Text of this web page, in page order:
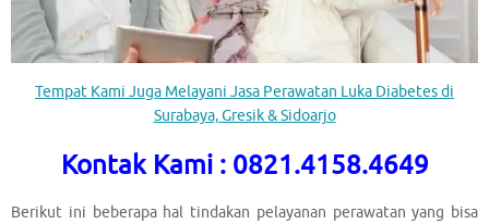
Tempat Kami Juga Melayani Jasa Perawatan Luka Diabetes di
Surabaya, Gresik & Sidoarjo
Kontak Kami : 0821.4158.4649
Berikut ini beberapa hal tindakan pelayanan perawatan yang bisa